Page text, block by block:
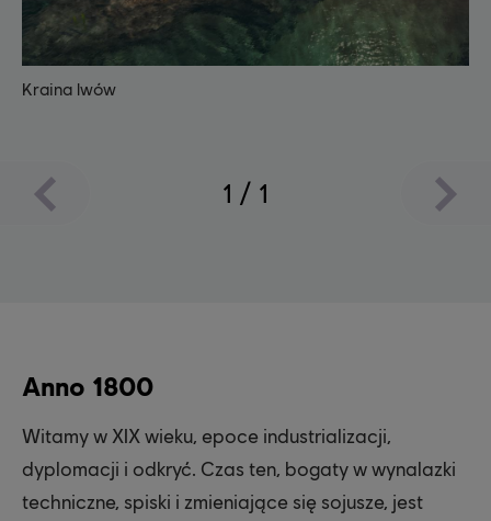
Kraina lwów
1 / 1
Anno 1800
Witamy w XIX wieku, epoce industrializacji,
dyplomacji i odkryć. Czas ten, bogaty w wynalazki
techniczne, spiski i zmieniające się sojusze, jest